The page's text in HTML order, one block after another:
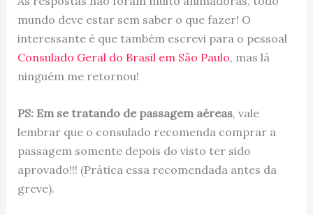
mundo deve estar sem saber o que fazer! O
interessante é que também escrevi para o pessoal
Consulado Geral do Brasil em São Paulo, mas lá
ninguém me retornou!
PS: Em se tratando de passagem aéreas, vale
lembrar que o consulado recomenda comprar a
passagem somente depois do visto ter sido
aprovado!!! (Prática essa recomendada antes da
greve).